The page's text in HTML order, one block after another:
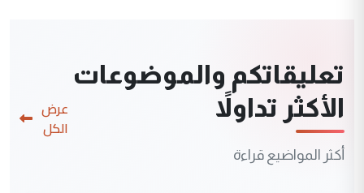
تعليقاتكم والموضوعات
الأكثر تداولاً
أكثر المواضيع قراءة
عرض
الكل